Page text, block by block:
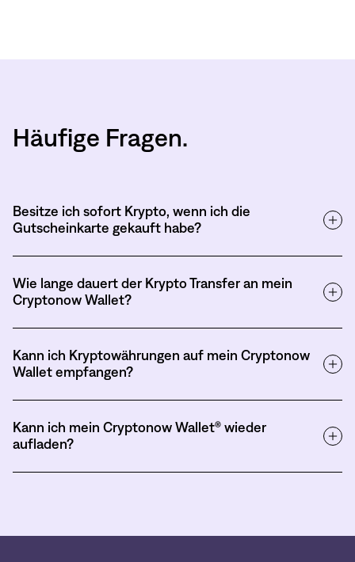
Häufige Fragen.
Besitze ich sofort Krypto, wenn ich die
Gutscheinkarte gekauft habe?
Wie lange dauert der Krypto Transfer an mein
Cryptonow Wallet?
Kann ich Kryptowährungen auf mein Cryptonow
Wallet empfangen?
Kann ich mein Cryptonow Wallet® wieder
aufladen?